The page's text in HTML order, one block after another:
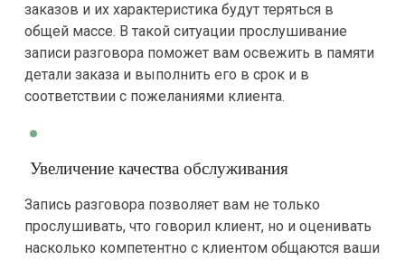
заказов и их характеристика будут теряться в
общей массе. В такой ситуации прослушивание
записи разговора поможет вам освежить в памяти
детали заказа и выполнить его в срок и в
соответствии с пожеланиями клиента.
Увеличение качества обслуживания
Запись разговора позволяет вам не только
прослушивать, что говорил клиент, но и оценивать
насколько компетентно с клиентом общаются ваши